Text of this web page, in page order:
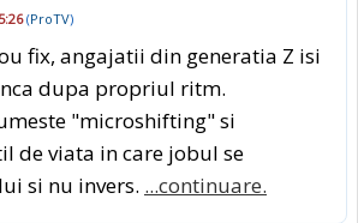
(ProTV)
fix, angajatii din generatia Z isi
dupa propriul ritm.
"microshifting" si
de viata in care jobul se
si nu invers. ...continuare.